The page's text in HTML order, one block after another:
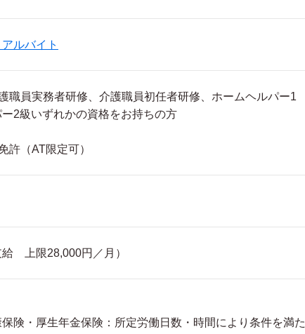
ルバイト
職員実務者研修、介護職員初任者研修、ホームヘルパー1
2級いずれかの資格をお持ちの方
許（AT限定可）
上限28,000円／月）
険・厚生年金保険：所定労働日数・時間により条件を満た